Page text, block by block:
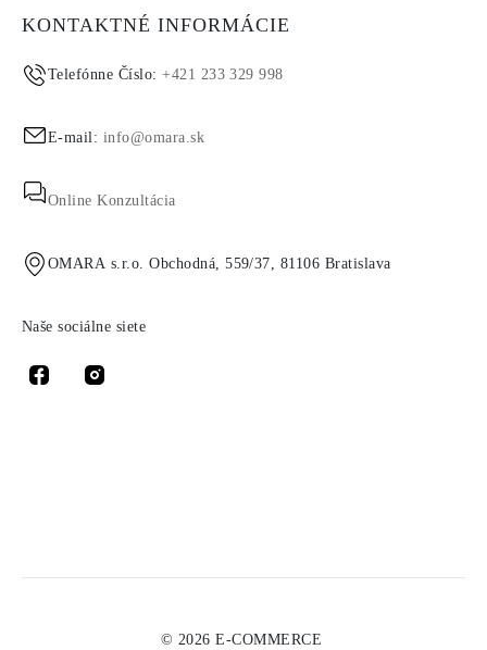
KONTAKTNÉ INFORMÁCIE
Telefónne Číslo:+421 233 329 998
E-mail: info@omara.sk
Online Konzultácia
OMARA s.r.o. Obchodná, 559/37, 81106 Bratislava
Naše sociálne siete
© 2026 E-COMMERCE